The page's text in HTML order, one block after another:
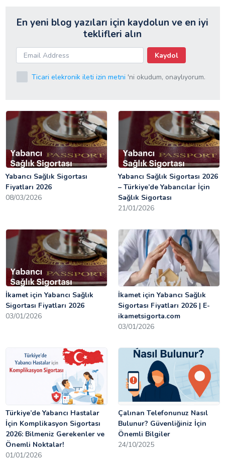
En yeni blog yazıları için kaydolun ve en iyi
teklifleri alın
Kaydol
Ticari elekronik ileti izin metni 'ni okudum, onaylıyorum.
Yabancı Sağlık Sigortası
Fiyatları 2026
08/03/2026
Yabancı Sağlık Sigortası 2026
– Türkiye’de Yabancılar İçin
Sağlık Sigortası
21/01/2026
İkamet için Yabancı Sağlık
Sigortası Fiyatları 2026
03/01/2026
İkamet için Yabancı Sağlık
Sigortası Fiyatları 2026 | E-
ikametsigorta.com
03/01/2026
Türkiye’de Yabancı Hastalar
İçin Komplikasyon Sigortası
2026: Bilmeniz Gerekenler ve
Önemli Noktalar!
01/01/2026
Çalınan Telefonunuz Nasıl
Bulunur? Güvenliğiniz İçin
Önemli Bilgiler
24/10/2025